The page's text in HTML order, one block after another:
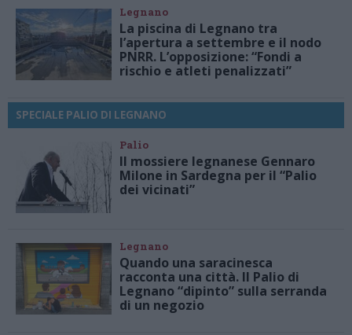
Legnano
La piscina di Legnano tra
l’apertura a settembre e il nodo
PNRR. L’opposizione: “Fondi a
rischio e atleti penalizzati”
SPECIALE PALIO DI LEGNANO
Palio
Il mossiere legnanese Gennaro
Milone in Sardegna per il “Palio
dei vicinati”
Legnano
Quando una saracinesca
racconta una città. Il Palio di
Legnano “dipinto” sulla serranda
di un negozio